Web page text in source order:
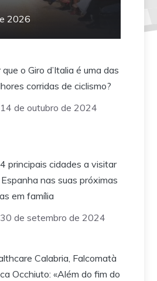
2026
que o Giro d’Italia é uma das
corridas de ciclismo?
14 de outubro de 2024
principais cidades a visitar
nas suas próximas
em família
30 de setembro de 2024
Calabria, Falcomatà
Occhiuto: «Além do fim do